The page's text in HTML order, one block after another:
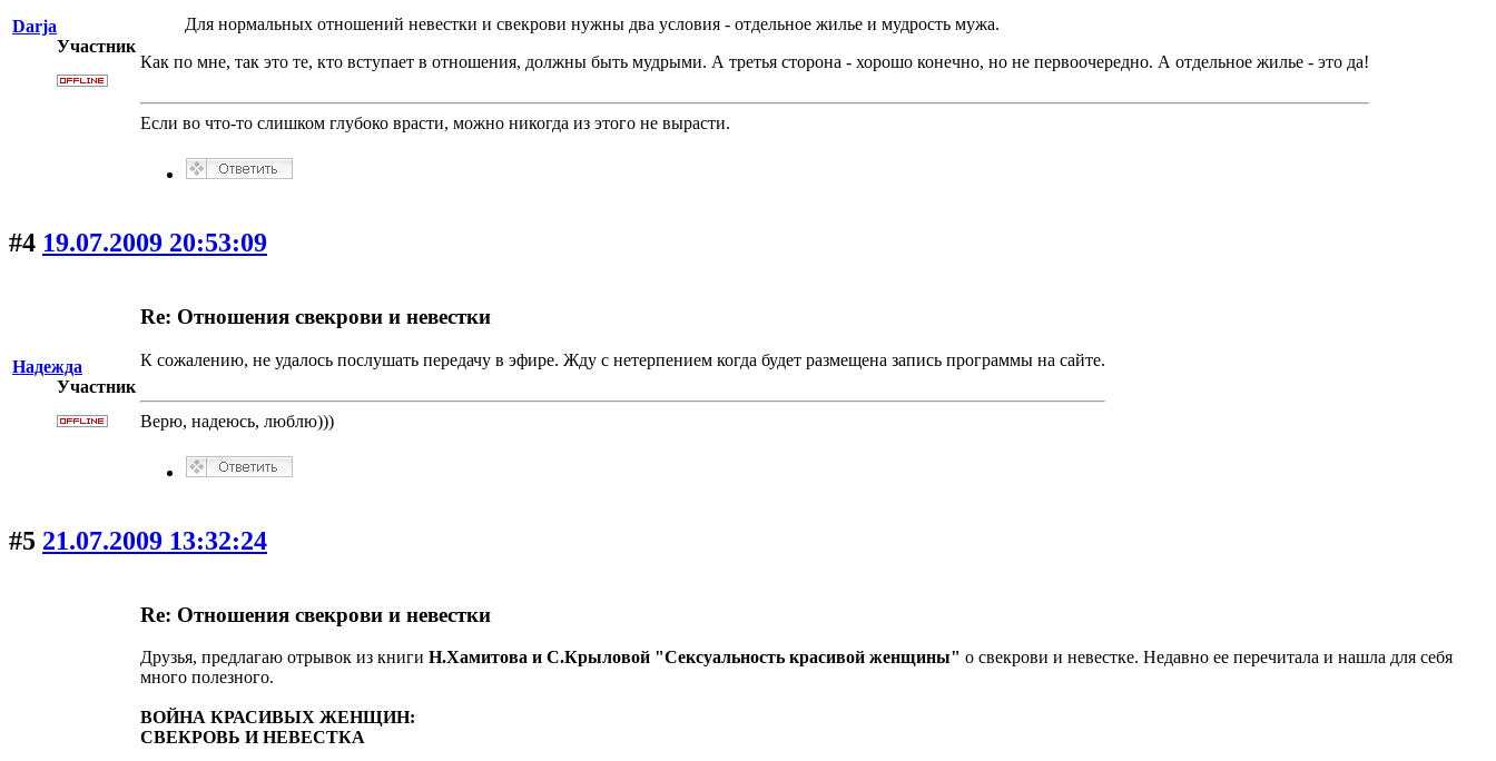
Darja
Участник
Для нормальных отношений невестки и свекрови нужны два условия - отдельное жилье и мудрость мужа.
Как по мне, так это те, кто вступает в отношения, должны быть мудрыми. А третья сторона - хорошо конечно, но не первоочередно. А отдельное жилье - это да!
Если во что-то слишком глубоко врасти, можно никогда из этого не вырасти.
#4 19.07.2009 20:53:09
Надежда
Участник
Re: Отношения свекрови и невестки
К сожалению, не удалось послушать передачу в эфире. Жду с нетерпением когда будет размещена запись программы на сайте.
Верю, надеюсь, люблю)))
#5 21.07.2009 13:32:24
Re: Отношения свекрови и невестки
Друзья, предлагаю отрывок из книги Н.Хамитова и С.Крыловой "Сексуальность красивой женщины" о свекрови и невестке. Недавно ее перечитала и нашла для себя
много полезного.
ВОЙНА КРАСИВЫХ ЖЕНЩИН:
СВЕКРОВЬ И НЕВЕСТКА